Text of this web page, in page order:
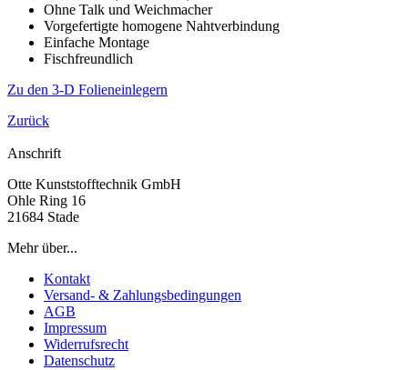
Ohne Talk und Weichmacher
Vorgefertigte homogene Nahtverbindung
Einfache Montage
Fischfreundlich
Zu den 3-D Folieneinlegern
Zurück
Anschrift
Otte Kunststofftechnik GmbH
Ohle Ring 16
21684 Stade
Mehr über...
Kontakt
Versand- & Zahlungsbedingungen
AGB
Impressum
Widerrufsrecht
Datenschutz